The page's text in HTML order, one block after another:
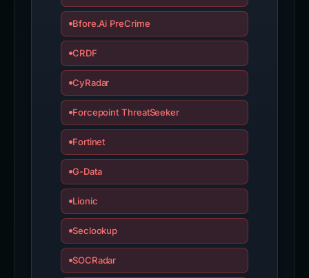
Bfore.Ai PreCrime
CRDF
CyRadar
Forcepoint ThreatSeeker
Fortinet
G-Data
Lionic
Seclookup
SOCRadar